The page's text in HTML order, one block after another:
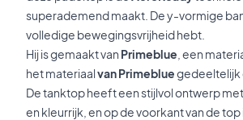
superademend maakt. De y-vormige
volledige bewegingsvrijheid hebt.
Hij is gemaakt van Primeblue , een
het materiaalvan Primebluegedeeltelijk
De tanktop heeft een stijlvol ontwerp
en kleurrijk, en op de voorkant van de